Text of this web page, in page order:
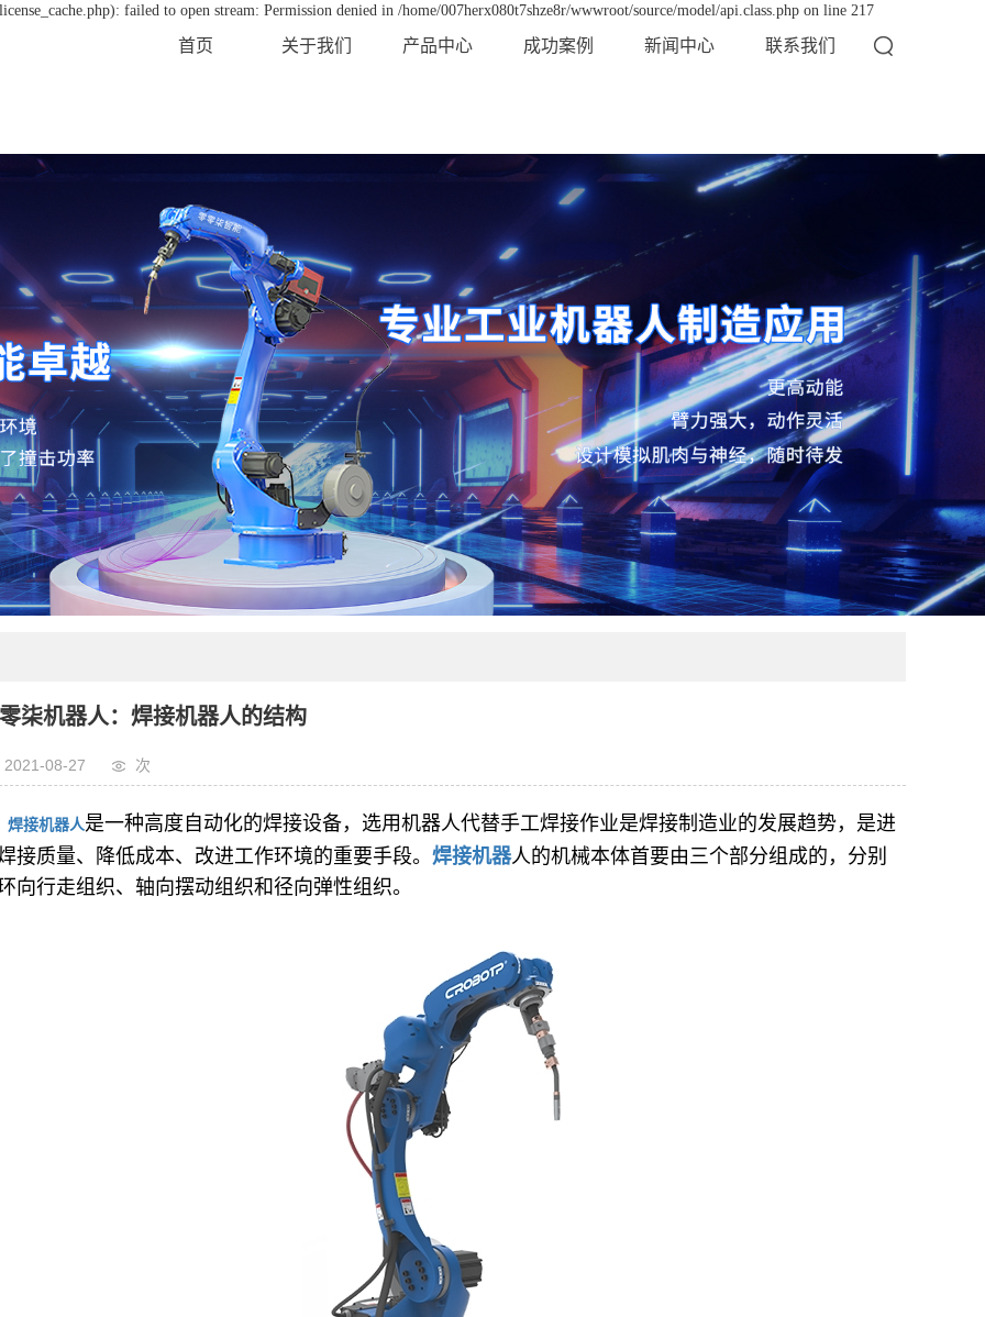
failed to open stream: Permission denied in /home/007herx080t7shze8r/wwwroot/source/model/api.class.php on line 217
首页 关于我们 产品中心 成功案例 新闻中心 联系我们
柒机器人：焊接机器人的结构
2021-08-27 次
焊接机器人是一种高度自动化的焊接设备，选用机器人代替手工焊接作业是焊接制造业的发展趋势，是进
接质量、降低成本、改进工作环境的重要手段。 焊接机器人的机械本体首要由三个部分组成的，分别
向行走组织、轴向摆动组织和径向弹性组织。